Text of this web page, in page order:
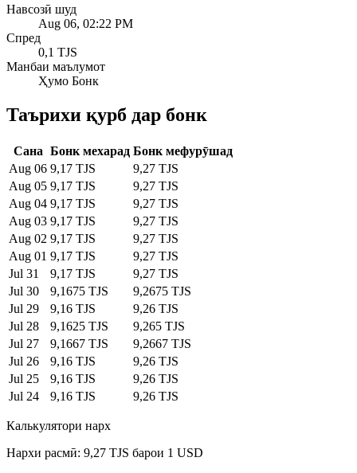
Навсозӣ шуд
Aug 06, 02:22 PM
Спред
0,1 TJS
Манбаи маълумот
Ҳумо Бонк
Таърихи қурб дар бонк
Сана Бонк мехарад Бонк мефурӯшад
Aug 06 9,17 TJS
9,27 TJS
Aug 05 9,17 TJS
9,27 TJS
Aug 04 9,17 TJS
9,27 TJS
Aug 03 9,17 TJS
9,27 TJS
Aug 02 9,17 TJS
9,27 TJS
Aug 01 9,17 TJS
9,27 TJS
Jul 31
9,17 TJS
9,27 TJS
Jul 30
9,1675 TJS
9,2675 TJS
Jul 29
9,16 TJS
9,26 TJS
Jul 28
9,1625 TJS
9,265 TJS
Jul 27
9,1667 TJS
9,2667 TJS
Jul 26
9,16 TJS
9,26 TJS
Jul 25
9,16 TJS
9,26 TJS
Jul 24
9,16 TJS 9,26 TJS
Калькулятори нарх
Нархи расмӣ: 9,27 TJS барои 1 USD